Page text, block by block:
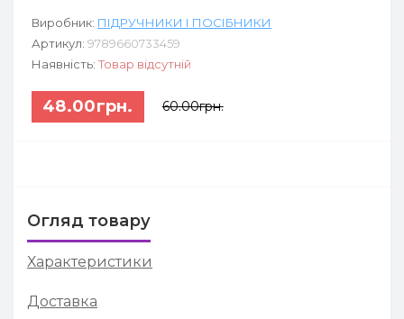
Виробник: ПІДРУЧНИКИ І ПОСІБНИКИ
Артикул: 9789660733459
Наявність: Товар відсутній
48.00грн. 60.00грн.
Огляд товару
Характеристики
Доставка